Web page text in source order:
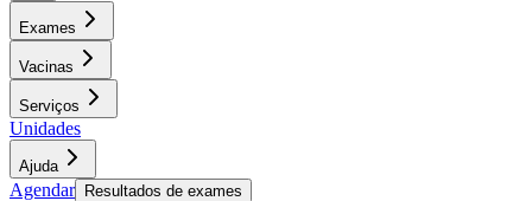
Exames
Vacinas
Serviços
Unidades
Ajuda
Agendar Resultados de exames